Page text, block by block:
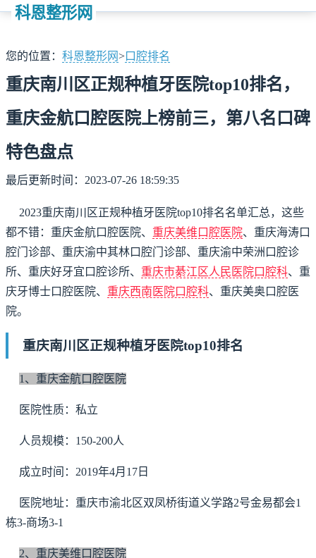
科恩整形网
您的位置： 科恩整形网>口腔排名
重庆南川区正规种植牙医院top10排名，
重庆金航口腔医院上榜前三，第八名口碑
特色盘点
最后更新时间：2023-07-26 18:59:35
2023重庆南川区正规种植牙医院top10排名名单汇总，这些
都不错：重庆金航口腔医院、 重庆美维口腔医院、重庆海涛口
腔门诊部、重庆渝中其林口腔门诊部、重庆渝中荣洲口腔诊
所、重庆好牙宜口腔诊所、 重庆市綦江区人民医院口腔科、重
庆牙博士口腔医院、 重庆西南医院口腔科、重庆美奥口腔医
院。
重庆南川区正规种植牙医院top10排名
1、重庆金航口腔医院
医院性质：私立
人员规模：150-200人
成立时间：2019年4月17日
医院地址：重庆市渝北区双凤桥街道义学路2号金易都会1
栋3-商场3-1
2、重庆美维口腔医院